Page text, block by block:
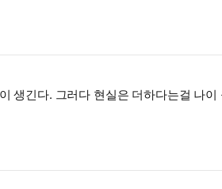
생긴다. 그러다 현실은 더하다는걸 나이